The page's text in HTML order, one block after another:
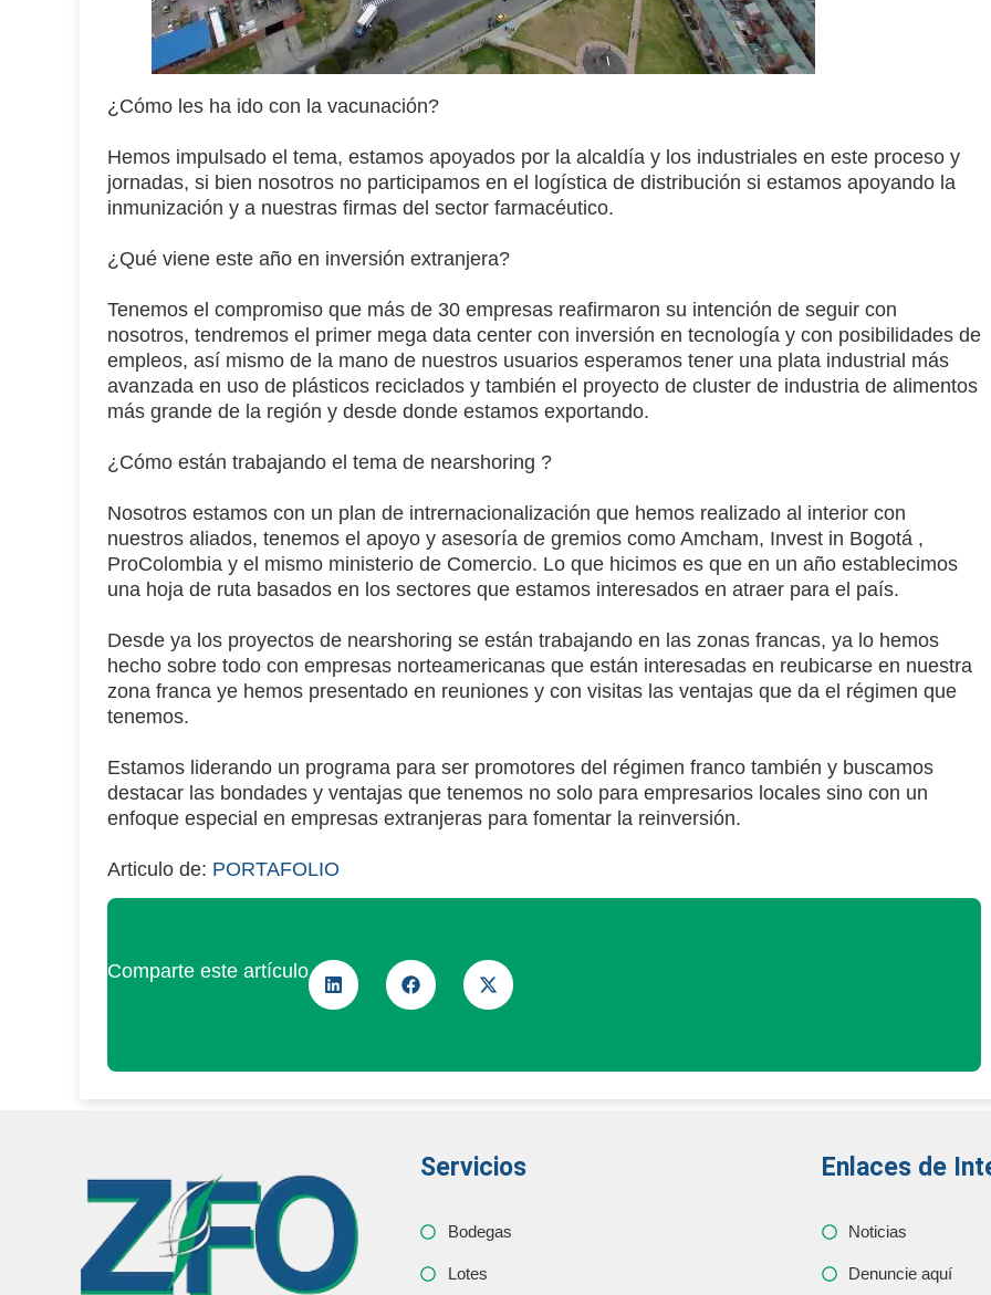
¿Cómo les ha ido con la vacunación?
Hemos impulsado el tema, estamos apoyados por la alcaldía y los industriales en este proceso y
jornadas, si bien nosotros no participamos en el logística de distribución si estamos apoyando la
inmunización y a nuestras firmas del sector farmacéutico.
¿Qué viene este año en inversión extranjera?
Tenemos el compromiso que más de 30 empresas reafirmaron su intención de seguir con
nosotros, tendremos el primer mega data center con inversión en tecnología y con posibilidades de
empleos, así mismo de la mano de nuestros usuarios esperamos tener una plata industrial más
avanzada en uso de plásticos reciclados y también el proyecto de cluster de industria de alimentos
más grande de la región y desde donde estamos exportando.
¿Cómo están trabajando el tema de nearshoring ?
Nosotros estamos con un plan de intrernacionalización que hemos realizado al interior con
nuestros aliados, tenemos el apoyo y asesoría de gremios como Amcham, Invest in Bogotá ,
ProColombia y el mismo ministerio de Comercio. Lo que hicimos es que en un año establecimos
una hoja de ruta basados en los sectores que estamos interesados en atraer para el país.
Desde ya los proyectos de nearshoring se están trabajando en las zonas francas, ya lo hemos
hecho sobre todo con empresas norteamericanas que están interesadas en reubicarse en nuestra
zona franca ye hemos presentado en reuniones y con visitas las ventajas que da el régimen que
tenemos.
Estamos liderando un programa para ser promotores del régimen franco también y buscamos
destacar las bondades y ventajas que tenemos no solo para empresarios locales sino con un
enfoque especial en empresas extranjeras para fomentar la reinversión.
Articulo de: PORTAFOLIO
Comparte este artículo
Servicios
Bodegas
Lotes
Enlaces de
Noticias
Denuncie aquí